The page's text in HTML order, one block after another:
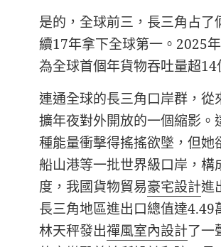
是的，全球前三，長三角占
續17年拿下全球第一。2025
為全球首個年貨物吞吐量超14
連通全球的長三角口岸群，
擴年夜對外開放的一個縮影
種能量衝擊得搖搖欲墜，但
船山港等一批世界級口岸，
度，我國貨物貿易豪宅設計進
長三角地區進出口總值達4.49
林天秤發出禪風室內設計了一